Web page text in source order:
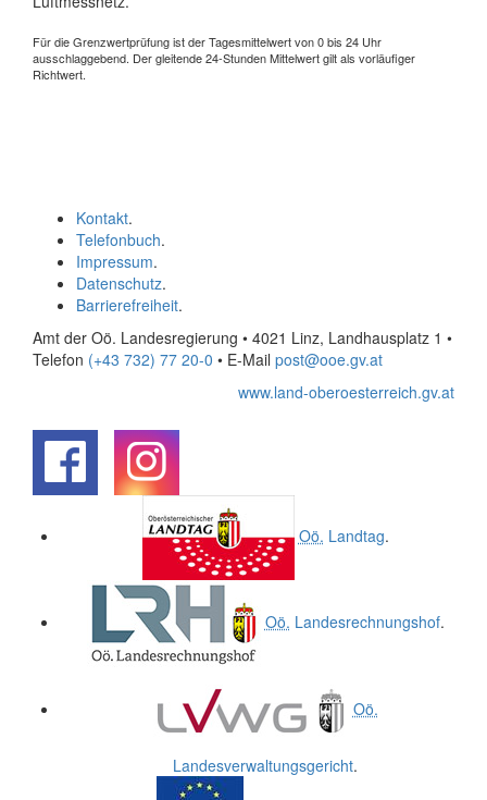
Für die Grenzwertprüfung ist der Tagesmittelwert von 0 bis 24 Uhr
ausschlaggebend. Der gleitende 24-Stunden Mittelwert gilt als vorläufiger
Richtwert.
Kontakt.
Telefonbuch.
Impressum.
Datenschutz.
Barrierefreiheit.
Amt der Oö. Landesregierung • 4021 Linz, Landhausplatz 1 •
Telefon (+43 732) 77 20-0 • E-Mail post@ooe.gv.at
www.land-oberoesterreich.gv.at
Oö. Landtag.
Oö. Landesrechnungshof.
Oö.
Landesverwaltungsgericht.